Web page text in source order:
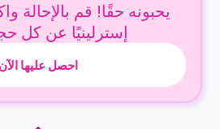
إسترلينيًا عن كل
احصل عليها الآن